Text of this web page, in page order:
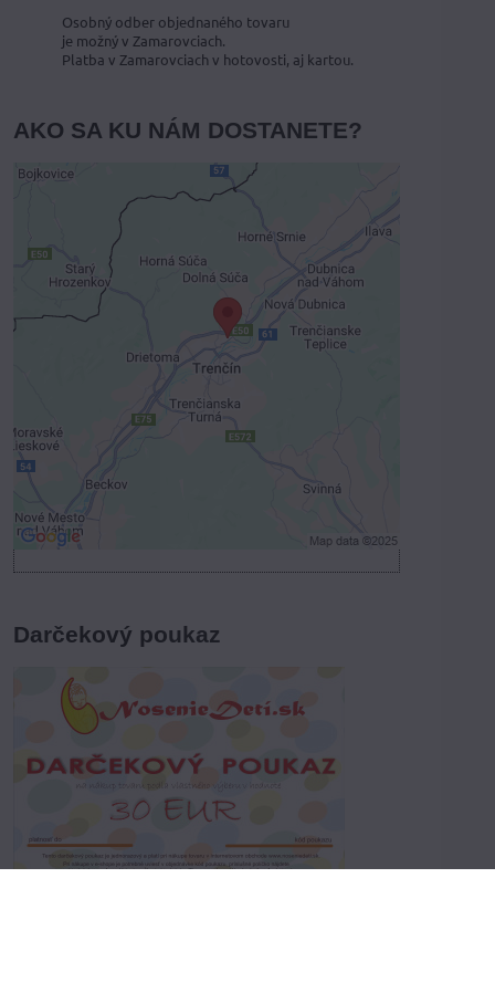
Osobný odber objednaného tovaru
je možný v Zamarovciach.
Platba v Zamarovciach v hotovosti, aj kartou.
AKO SA KU NÁM DOSTANETE?
Externý obsah je blokovaný
Voľbami súkromia
Prajete si načítať externý obsah?
Povoliť tentokrát
Povoliť a zapamätať - súhlas s druhom
cookie: Funkčné
Darčekový poukaz